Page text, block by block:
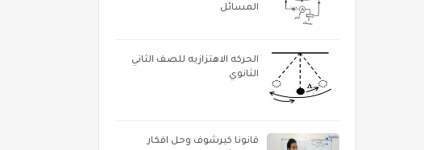
المسائل
الحركه الاهتزازيه للصف الثاني
الثانوي
قانونا كيرشوف وحل افكار